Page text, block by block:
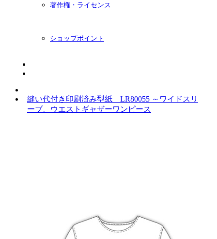
著作権・ライセンス
ショップポイント
縫い代付き印刷済み型紙 LR80055 ～ワイドスリ
ーブ、ウエストギャザーワンピース